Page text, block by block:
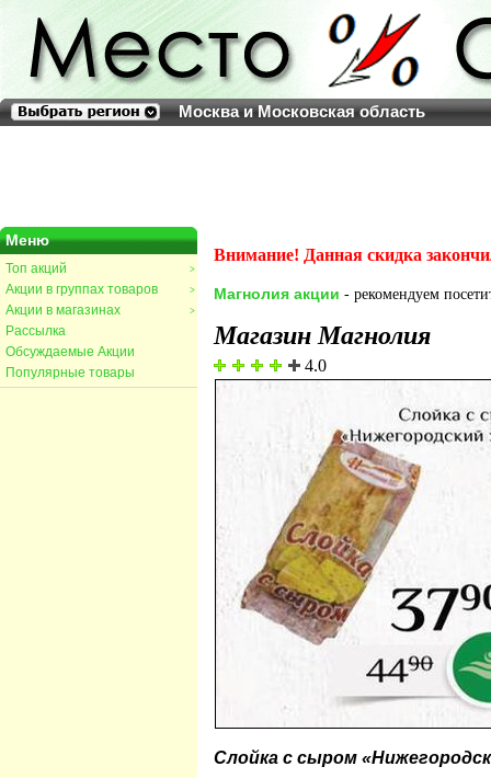
Москва и Московская область
Меню
>
Топ акций
>
Акции в группах товаров
>
Акции в магазинах
Рассылка
Обсуждаемые Акции
Популярные товары
Внимание! Данная скидка
Магнолия акции - рекомендуем
Магазин Магнолия
4.0
Слойка с сыром